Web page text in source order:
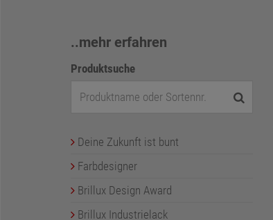
..mehr erfahren
Produktsuche
Deine Zukunft ist bunt
Farbdesigner
Brillux Design Award
Brillux Industrielack